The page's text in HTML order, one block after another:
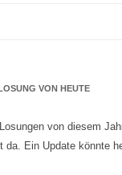
VON HEUTE
von diesem
da. Ein Update könnte